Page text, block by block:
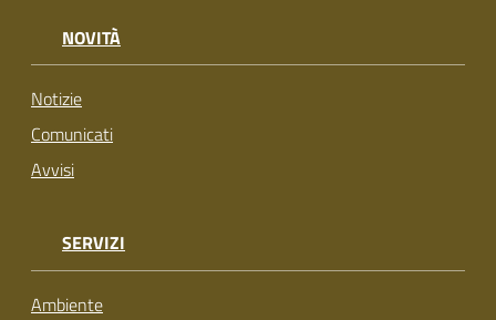
Seguici
su
NOVITÀ
Notizie
Comunicati
Avvisi
SERVIZI
Ambiente